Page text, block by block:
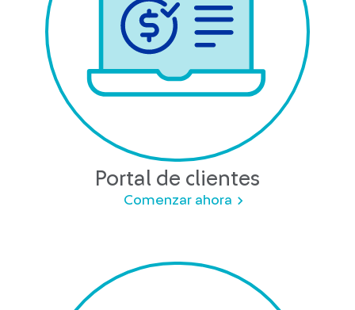
Portal de clientes
Comenzar ahora